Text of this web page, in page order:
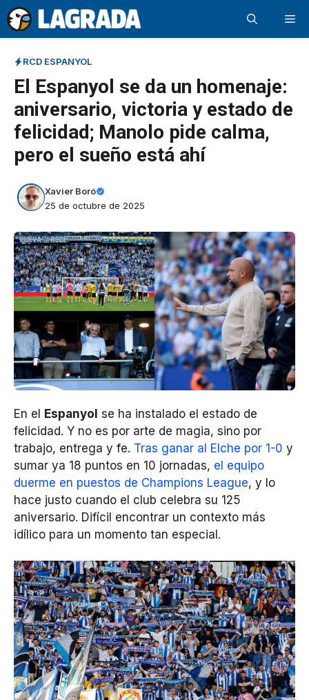
Saltar
al
contenido
RCD ESPANYOL
El Espanyol se da un homenaje:
aniversario, victoria y estado de
felicidad; Manolo pide calma,
pero el sueño está ahí
Xavier Boró
25 de octubre de 2025
En el Espanyol se ha instalado el estado de
felicidad. Y no es por arte de magia, sino por
trabajo, entrega y fe. Tras ganar al Elche por 1-0 y
sumar ya 18 puntos en 10 jornadas, el equipo
duerme en puestos de Champions League, y lo
hace justo cuando el club celebra su 125
aniversario. Difícil encontrar un contexto más
idílico para un momento tan especial.